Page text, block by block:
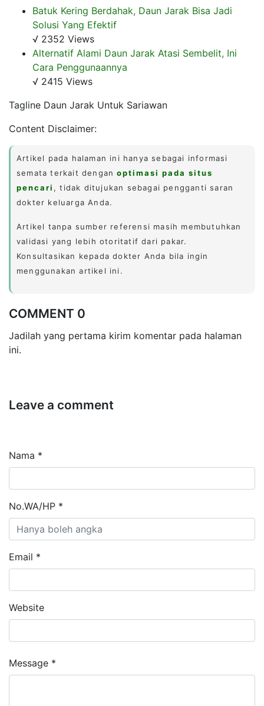
Batuk Kering Berdahak, Daun Jarak Bisa Jadi
Solusi Yang Efektif
√ 2352 Views
Alternatif Alami Daun Jarak Atasi Sembelit, Ini
Cara Penggunaannya
√ 2415 Views
Tagline Daun Jarak Untuk Sariawan
Content Disclaimer:
Artikel pada halaman ini hanya sebagai informasi
semata terkait denganoptimasi pada situs
pencari , tidak ditujukan sebagai pengganti saran
dokter keluarga Anda.
Artikel tanpa sumber referensi masih membutuhkan
validasi yang lebih otoritatif dari pakar.
Konsultasikan kepada dokter Anda bila ingin
menggunakan artikel ini.
COMMENT 0
Jadilah yang pertama kirim komentar pada halaman
ini.
Leave a comment
Nama *
No.WA/HP *
Email *
Website
Message *